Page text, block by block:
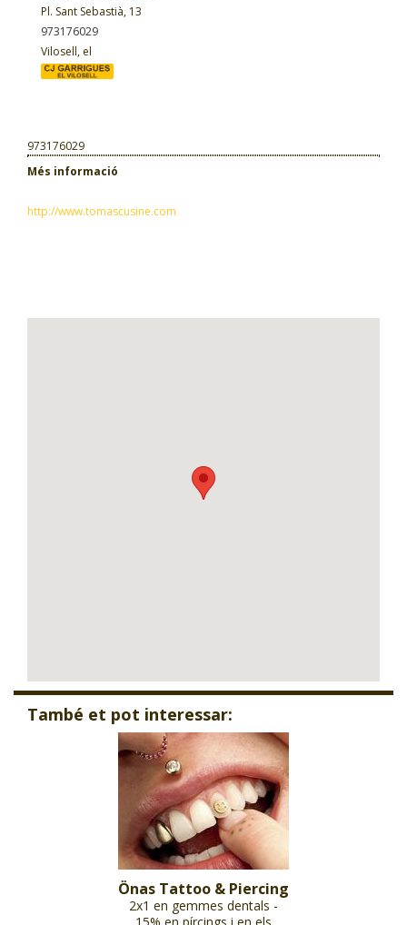
Pl. Sant Sebastià, 13
973176029
Vilosell, el
973176029
Més informació
http://www.tomascusine.com
També et pot interessar:
Önas Tattoo & Piercing
2x1 en gemmes dentals -